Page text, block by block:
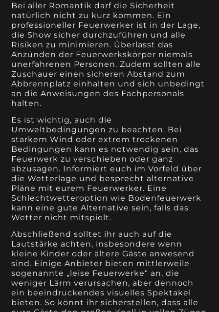
Bei aller Romantik darf die Sicherheit
natürlich nicht zu kurz kommen. Ein
professioneller Feuerwerker ist in der Lage,
die Show sicher durchzuführen und alle
Risiken zu minimieren. Überlasst das
Anzünden der Feuerwerkskörper niemals
unerfahrenen Personen. Zudem sollten alle
Zuschauer einen sicheren Abstand zum
Abbrennplatz einhalten und sich unbedingt
an die Anweisungen des Fachpersonals
halten.
Es ist wichtig, auch die
Umweltbedingungen zu beachten. Bei
starkem Wind oder extrem trockenen
Bedingungen kann es notwendig sein, das
Feuerwerk zu verschieben oder ganz
abzusagen. Informiert euch im Vorfeld über
die Wetterlage und besprecht alternative
Pläne mit eurem Feuerwerker. Eine
Schlechtwetteroption wie Bodenfeuerwerk
kann eine gute Alternative sein, falls das
Wetter nicht mitspielt.
Abschließend solltet ihr auch auf die
Lautstärke achten, insbesondere wenn
kleine Kinder oder ältere Gäste anwesend
sind. Einige Anbieter bieten mittlerweile
sogenannte „leise Feuerwerke“ an, die
weniger Lärm verursachen, aber dennoch
ein beeindruckendes visuelles Spektakel
bieten. So könnt ihr sicherstellen, dass alle